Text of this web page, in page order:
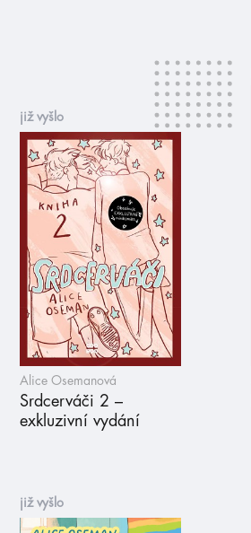
již vyšlo
Alice Osemanová
Srdcerváči 2 –
exkluzivní vydání
již vyšlo